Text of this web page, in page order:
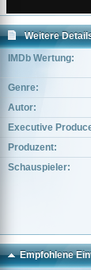
Weitere
IMDb Wertung:
Genre:
Autor:
Executive
Produzent:
Schauspieler:
Empfohlene